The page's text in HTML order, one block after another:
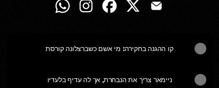
קו ההגנה בחקירה: מי אשם כשברצלונה קורסת
ניימאר צריך את הנבחרת, אך לה עדיף בלעדיו